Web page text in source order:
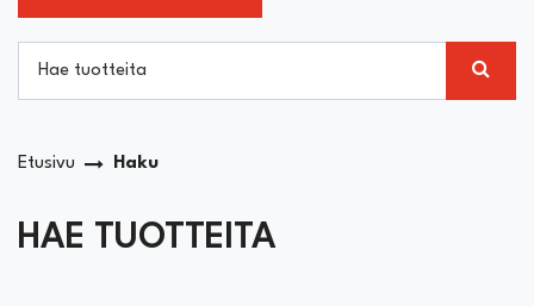
Etusivu Haku
HAE TUOTTEITA